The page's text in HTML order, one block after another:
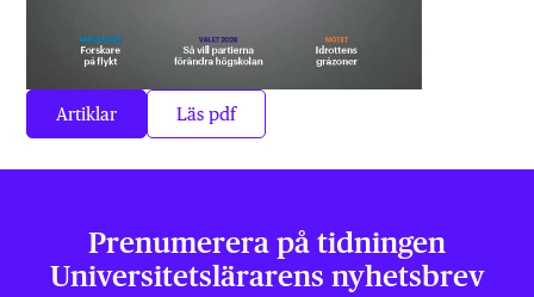
Artiklar Läs pdf
Prenumerera på tidningen
Universitets­lärarens nyhetsbrev